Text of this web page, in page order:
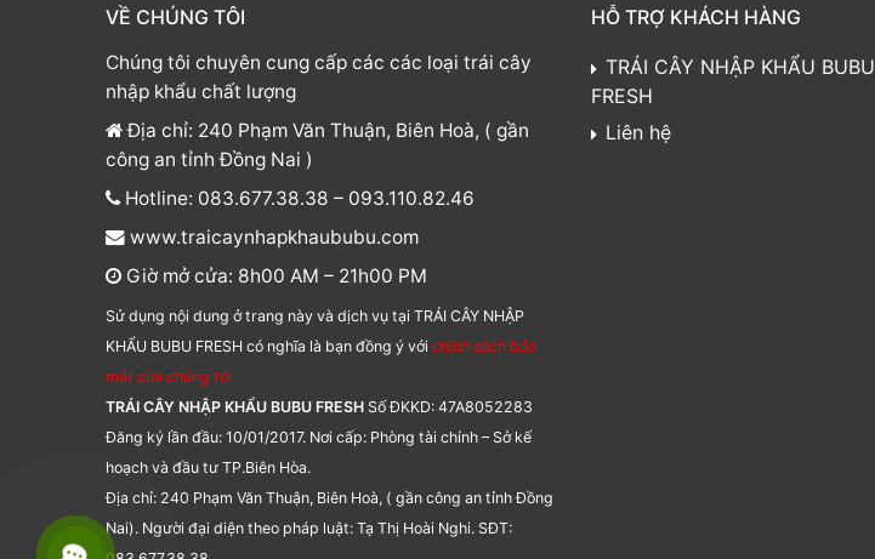
VỀ CHÚNG TÔI
Chúng tôi chuyên cung cấp các các loại trái cây
nhập khẩu chất lượng
Địa chỉ: 240 Phạm Văn Thuận, Biên Hoà, ( gần
công an tỉnh Đồng Nai )
Hotline: 083.677.38.38 – 093.110.82.46
www.traicaynhapkhaububu.com
Giờ mở cửa: 8h00 AM – 21h00 PM
Sử dụng nội dung ở trang này và dịch vụ tại TRÁI CÂY NHẬP
KHẨU BUBU FRESH có nghĩa là bạn đồng ý với chính sách bảo
mật của chúng tôi
TRÁI CÂY NHẬP KHẨU BUBU FRESH Số ĐKKD: 47A8052283
Đăng ký lần đầu: 10/01/2017. Nơi cấp: Phòng tài chính – Sở kế
hoạch và đầu tư TP.Biên Hòa.
Địa chỉ: 240 Phạm Văn Thuận, Biên Hoà, ( gần công an tỉnh Đồng
Nai). Người đại diện theo pháp luật: Tạ Thị Hoài Nghi. SĐT:
HỖ TRỢ KHÁCH HÀNG
TRÁI CÂY NHẬP KHẨU BUBU
FRESH
Liên hệ